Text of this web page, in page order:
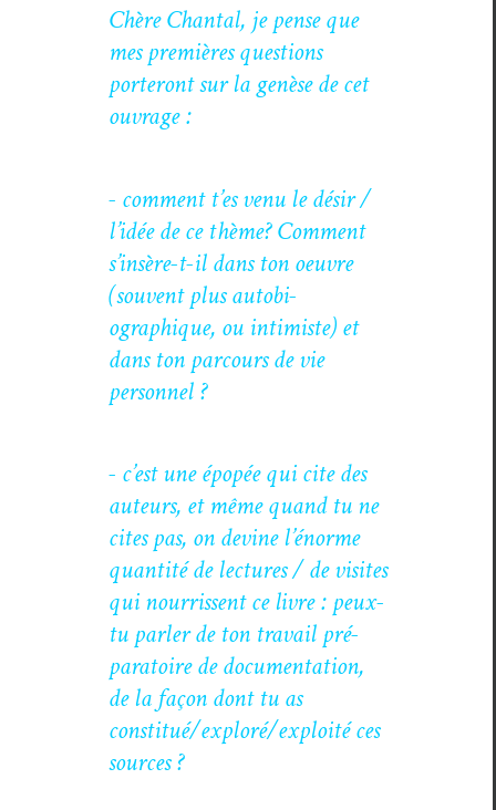
Chère Chan­tal, je pense que
mes pre­mières ques­tions
porteront sur la genèse de cet
ouvrage :
- com­ment t’es venu le désir /
l’idée de ce thème? Com­ment
s’in­sère-t-il dans ton oeu­vre
(sou­vent plus auto­bi­
ographique, ou intimiste) et
dans ton par­cours de vie
personnel ?
- c’est une épopée qui cite des
auteurs, et même quand tu ne
cites pas, on devine l’énorme
quan­tité de lec­tures / de vis­ites
qui nour­ris­sent ce livre : peux-
tu par­ler de ton tra­vail pré­
para­toire de doc­u­men­ta­tion,
de la façon dont tu as
constitué/exploré/exploité ces
sources ?